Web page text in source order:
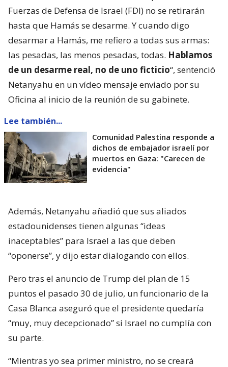
Fuerzas de Defensa de Israel (FDI) no se retirarán
hasta que Hamás se desarme. Y cuando digo
desarmar a Hamás, me refiero a todas sus armas:
las pesadas, las menos pesadas, todas. Hablamos
de un desarme real, no de uno ficticio“, sentenció
Netanyahu en un vídeo mensaje enviado por su
Oficina al inicio de la reunión de su gabinete.
Lee también...
Comunidad Palestina responde a
dichos de embajador israelí por
muertos en Gaza: "Carecen de
evidencia"
Además, Netanyahu añadió que sus aliados
estadounidenses tienen algunas “ideas
inaceptables” para Israel a las que deben
“oponerse”, y dijo estar dialogando con ellos.
Pero tras el anuncio de Trump del plan de 15
puntos el pasado 30 de julio, un funcionario de la
Casa Blanca aseguró que el presidente quedaría
“muy, muy decepcionado” si Israel no cumplía con
su parte.
“Mientras yo sea primer ministro, no se creará